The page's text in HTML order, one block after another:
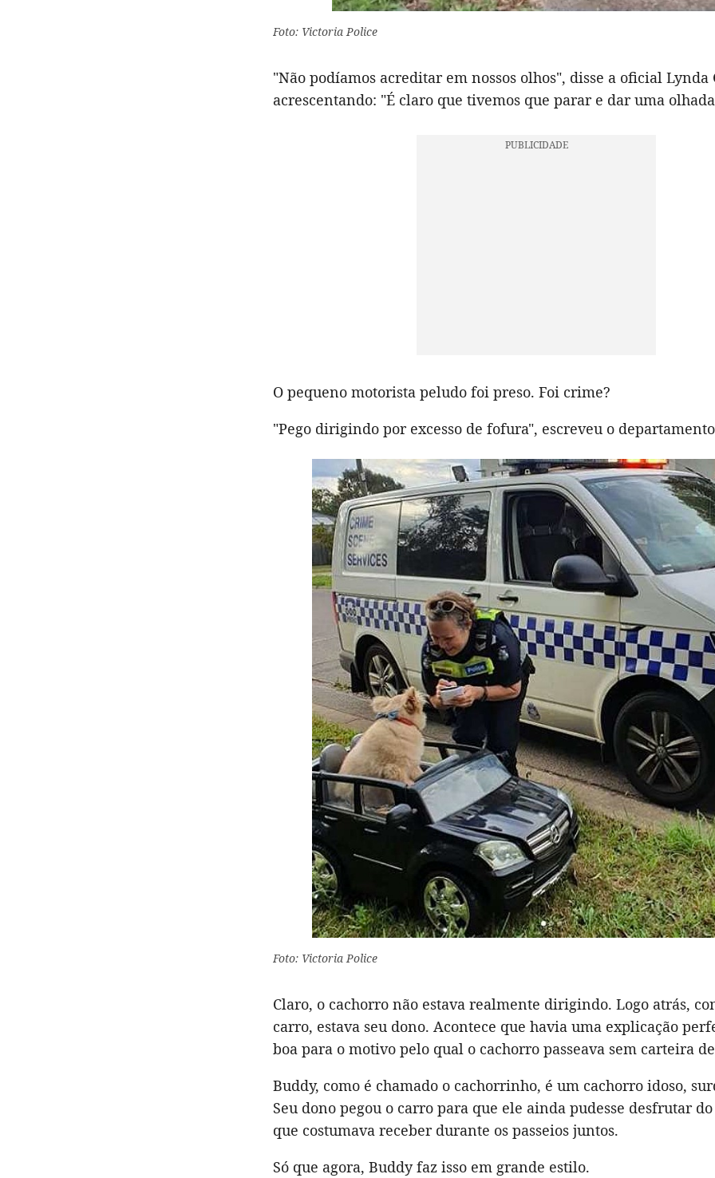
Foto: Victoria Police
"Não podíamos acreditar em nossos olhos", disse a oficial Lynda
acrescentando: "É claro que tivemos que parar e dar uma
O pequeno motorista peludo foi preso. Foi crime?
"Pego dirigindo por excesso de fofura", escreveu o
Foto: Victoria Police
Claro, o cachorro não estava realmente dirigindo. Logo atrás,
carro, estava seu dono. Acontece que havia uma explicação
boa para o motivo pelo qual o cachorro passeava sem carteira
Buddy, como é chamado o cachorrinho, é um cachorro idoso,
Seu dono pegou o carro para que ele ainda pudesse desfrutar
que costumava receber durante os passeios juntos.
Só que agora, Buddy faz isso em grande estilo.